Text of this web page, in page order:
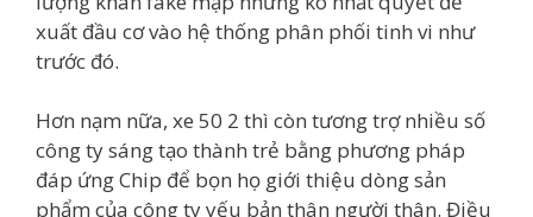
xuất đầu cơ vào hệ thống phân phối tinh vi như
trước đó.
Hơn nạm nữa, xe 50 2 thì còn tương trợ nhiều số
công ty sáng tạo thành trẻ bằng phương pháp
đáp ứng Chip để bọn họ giới thiệu dòng sản
phẩm của công ty yếu bản thân người thân. Điều